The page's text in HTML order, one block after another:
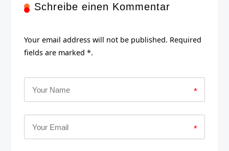
Schreibe einen Kommentar
Your email address will not be published. Required
fields are marked *.
*
*